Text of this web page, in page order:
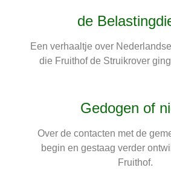
de
Een verhaaltje over
die Fruithof de Struikrover
Gedogen of
Over de contacten met de
begin en gestaag verder
Fruithof.